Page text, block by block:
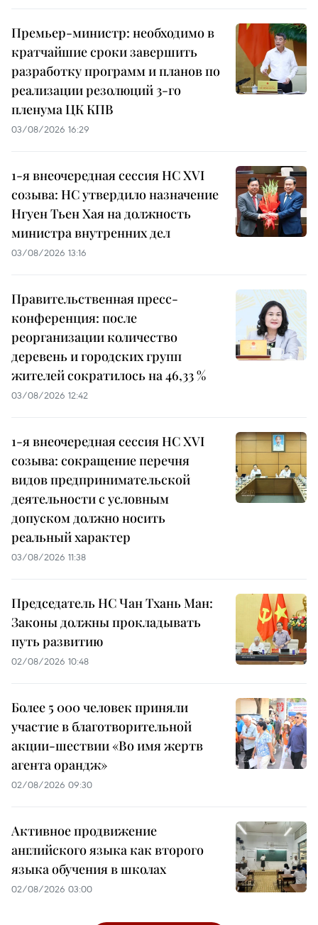
Премьер-министр: необходимо в
кратчайшие сроки завершить
разработку программ и планов по
реализации резолюций 3-го
пленума ЦК КПВ
03/08/2026 16:29
1-я внеочередная сессия НС XVI
созыва: НС утвердило назначение
Нгуен Тьен Хая на должность
министра внутренних дел
03/08/2026 13:16
Правительственная пресс-
конференция: после
реорганизации количество
деревень и городских групп
жителей сократилось на 46,33 %
03/08/2026 12:42
1-я внеочередная сессия НС XVI
созыва: сокращение перечня
видов предпринимательской
деятельности с условным
допуском должно носить
реальный характер
03/08/2026 11:38
Председатель НС Чан Тхань Ман:
Законы должны прокладывать
путь развитию
02/08/2026 10:48
Более 5 000 человек приняли
участие в благотворительной
акции-шествии «Во имя жертв
агента орандж»
02/08/2026 09:30
Активное продвижение
английского языка как второго
языка обучения в школах
02/08/2026 03:00